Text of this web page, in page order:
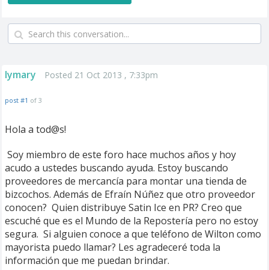
lymary Posted 21 Oct 2013 , 7:33pm
post #1 of 3
Hola a tod@s!
Soy miembro de este foro hace muchos años y hoy
acudo a ustedes buscando ayuda. Estoy buscando
proveedores de mercancía para montar una tienda de
bizcochos. Además de Efraín Núñez que otro proveedor
conocen? Quien distribuye Satin Ice en PR? Creo que
escuché que es el Mundo de la Repostería pero no estoy
segura. Si alguien conoce a que teléfono de Wilton como
mayorista puedo llamar? Les agradeceré toda la
información que me puedan brindar.